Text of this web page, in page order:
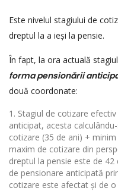
Este nivelul stagiului de
dreptul la a ieși la pensie.
În fapt, la ora actuală
forma pensionării
două coordonate:
Stagiul de cotizare
anticipat, acesta
cotizare (35 de ani) +
maxim de cotizare din
dreptul la pensie este de
de pensionare anticipată
cotizare este afectat și de